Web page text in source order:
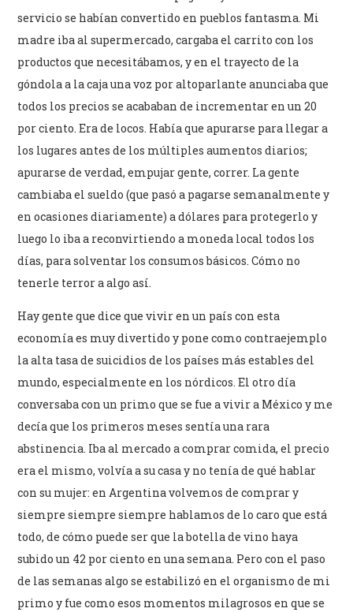
servicio se habían convertido en pueblos fantasma. Mi
madre iba al supermercado, cargaba el carrito con los
productos que necesitábamos, y en el trayecto de la
góndola a la caja una voz por altoparlante anunciaba que
todos los precios se acababan de incrementar en un 20
por ciento. Era de locos. Había que apurarse para llegar a
los lugares antes de los múltiples aumentos diarios;
apurarse de verdad, empujar gente, correr. La gente
cambiaba el sueldo (que pasó a pagarse semanalmente y
en ocasiones diariamente) a dólares para protegerlo y
luego lo iba a reconvirtiendo a moneda local todos los
días, para solventar los consumos básicos. Cómo no
tenerle terror a algo así.
Hay gente que dice que vivir en un país con esta
economía es muy divertido y pone como contraejemplo
la alta tasa de suicidios de los países más estables del
mundo, especialmente en los nórdicos. El otro día
conversaba con un primo que se fue a vivir a México y me
decía que los primeros meses sentía una rara
abstinencia. Iba al mercado a comprar comida, el precio
era el mismo, volvía a su casa y no tenía de qué hablar
con su mujer: en Argentina volvemos de comprar y
siempre siempre siempre hablamos de lo caro que está
todo, de cómo puede ser que la botella de vino haya
subido un 42 por ciento en una semana. Pero con el paso
de las semanas algo se estabilizó en el organismo de mi
primo y fue como esos momentos milagrosos en que se